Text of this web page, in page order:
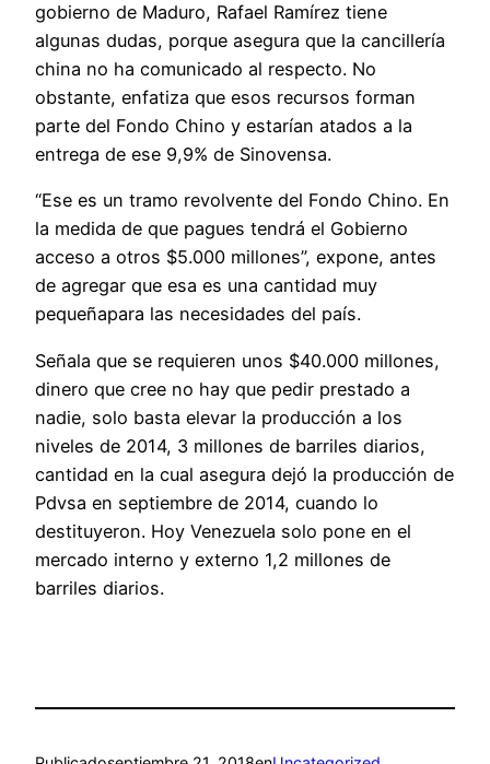
gobierno de Maduro, Rafael Ramírez tiene
algunas dudas, porque asegura que la cancillería
china no ha comunicado al respecto. No
obstante, enfatiza que esos recursos forman
parte del Fondo Chino y estarían atados a la
entrega de ese 9,9% de Sinovensa.
“Ese es un tramo revolvente del Fondo Chino. En
la medida de que pagues tendrá el Gobierno
acceso a otros $5.000 millones”, expone, antes
de agregar que esa es una cantidad muy
pequeñapara las necesidades del país.
Señala que se requieren unos $40.000 millones,
dinero que cree no hay que pedir prestado a
nadie, solo basta elevar la producción a los
niveles de 2014, 3 millones de barriles diarios,
cantidad en la cual asegura dejó la producción de
Pdvsa en septiembre de 2014, cuando lo
destituyeron. Hoy Venezuela solo pone en el
mercado interno y externo 1,2 millones de
barriles diarios.